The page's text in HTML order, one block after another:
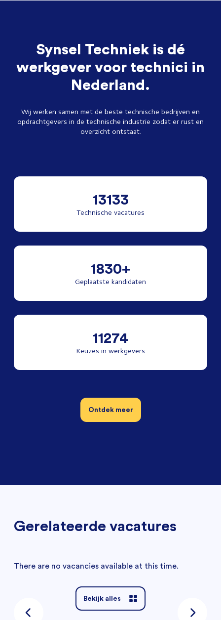
Synsel Techniek is dé
werkgever voor technici in
Nederland.
Wij werken samen met de beste technische bedrijven en
opdrachtgevers in de technische industrie zodat er rust en
overzicht ontstaat.
13133
Technische vacatures
1830+
Geplaatste kandidaten
11274
Keuzes in werkgevers
Ontdek meer
Gerelateerde vacatures
There are no vacancies available at this time.
Bekijk alles